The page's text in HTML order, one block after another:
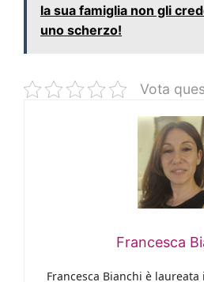
la sua famiglia non gli
uno scherzo!
Vota
Francesca
Francesca Bianchi è